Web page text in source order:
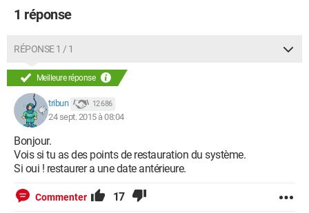
1 réponse
RÉPONSE 1 / 1
Meilleure réponse
tribun 12 686
24 sept. 2015 à 08:04
Bonjour.
Vois si tu as des points de restauration du système.
Si oui ! restaurer a une date antérieure.
Commenter 17